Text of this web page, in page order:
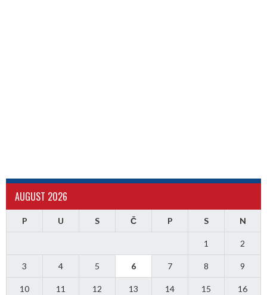
AUGUST 2026
P U S Č P S N
1 2
3 4 5 6 7 8 9
10 11 12 13 14 15 16